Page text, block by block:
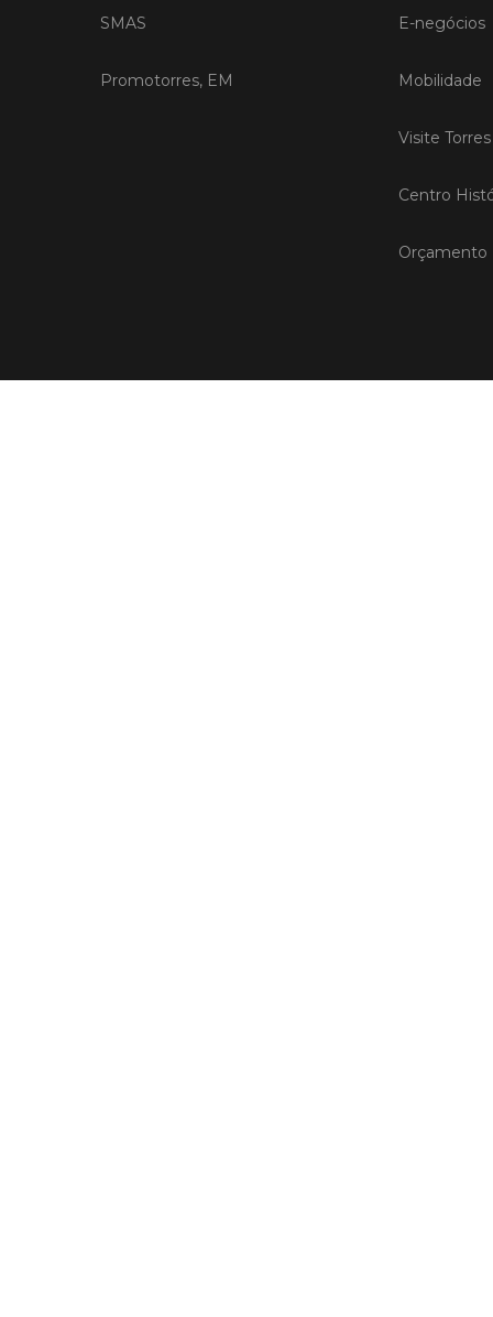
SMAS
Promotorres, EM
E-negócios
Mobilidade
Visite
Centro
Orçamento